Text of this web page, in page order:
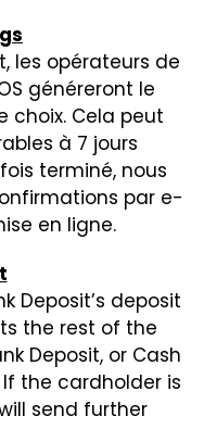
les opérateurs de
généreront le
choix. Cela peut
à 7 jours
terminé, nous
par e-
en ligne.
Deposit’s deposit
the rest of the
Deposit, or Cash
the cardholder is
send further